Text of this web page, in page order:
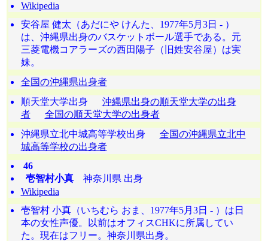
Wikipedia
安谷屋 健太（あだにや けんた、1977年5月3日 - ）
は、沖縄県出身のバスケットボール選手である。元
三菱電機コアラーズの西田陽子（旧姓安谷屋）は実
妹。
全国の沖縄県出身者
順天堂大学出身 沖縄県出身の順天堂大学の出身
者
全国の順天堂大学の出身者
沖縄県立北中城高等学校出身 全国の沖縄県立北中
城高等学校の出身者
46
壱智村小真神奈川県 出身
Wikipedia
壱智村 小真（いちむら おま、1977年5月3日 - ）は日
本の女性声優。以前はオフィスCHKに所属してい
た。現在はフリー。神奈川県出身。